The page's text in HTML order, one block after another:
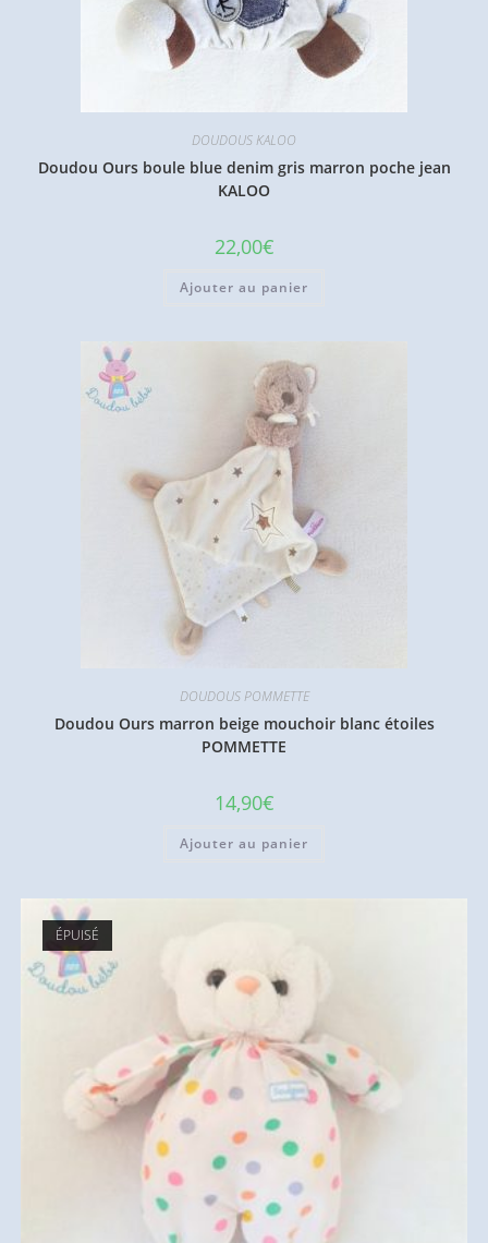
DOUDOUS KALOO
Doudou Ours boule blue denim gris marron poche jean
KALOO
22,00€
Ajouter au panier
DOUDOUS POMMETTE
Doudou Ours marron beige mouchoir blanc étoiles
POMMETTE
14,90€
Ajouter au panier
ÉPUISÉ